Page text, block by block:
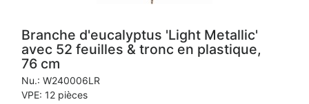
Branche d'eucalyptus 'Light Metallic'
avec 52 feuilles & tronc en plastique,
76 cm
Nu.: W240006LR
VPE: 12 pièces